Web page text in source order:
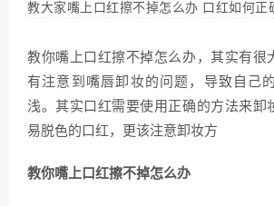
教大家嘴上口红擦不掉怎么办 口红如何正
教你嘴上口红擦不掉怎么办，其实有很
有注意到嘴唇卸妆的问题，导致自己
浅。其实口红需要使用正确的方法来卸
易脱色的口红，更该注意卸妆方
教你嘴上口红擦不掉怎么办